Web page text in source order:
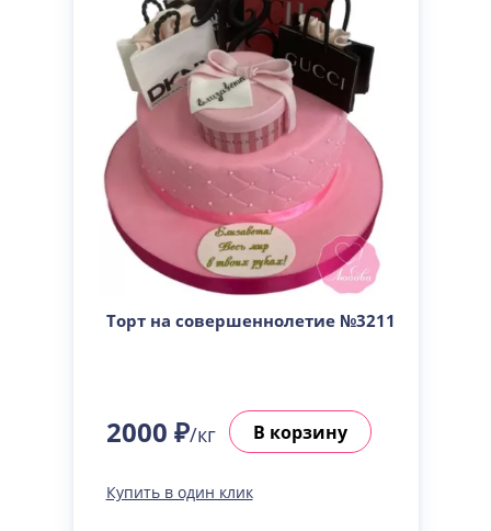
Торт на совершеннолетие №3211
2000 ₽/кг В корзину
Купить в один клик